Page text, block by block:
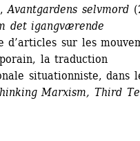
Avantgardens selvmord
det igangværende
d’articles sur les
la traduction
situationniste, dans
Marxism, Third